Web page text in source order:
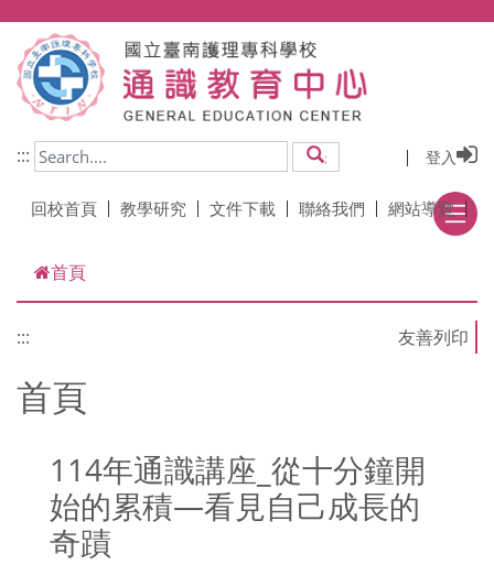
::: 搜尋 登入
回校首頁 教學研究 文件下載 聯絡我們 網站導覽
首頁
:::
首頁
114年通識講座_從十分鐘開
始的累積—看見自己成長的
奇蹟